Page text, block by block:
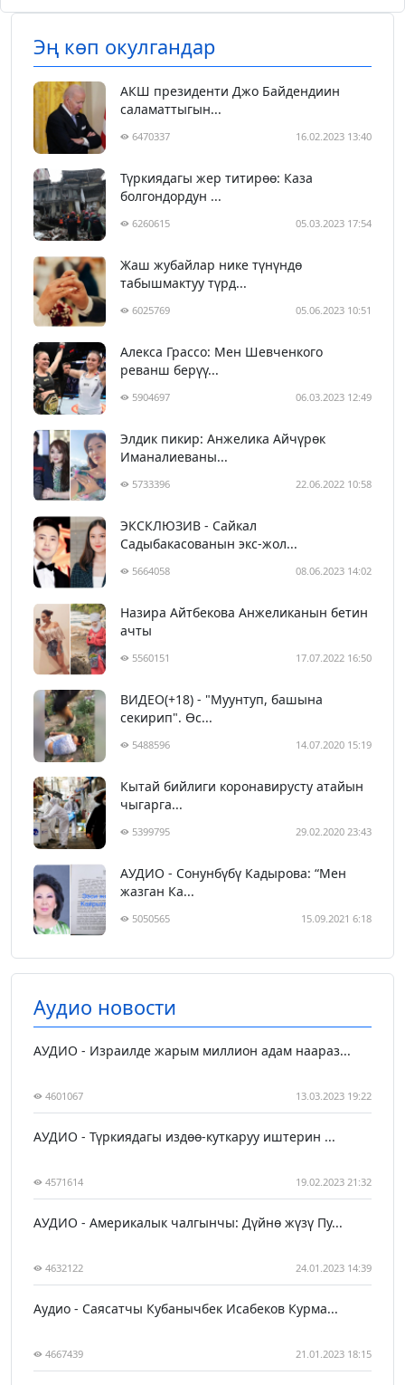
Эң көп окулгандар
АКШ президенти Джо Байдендиин
саламаттыгын...
6470337 16.02.2023 13:40
Түркиядагы жер титирөө: Каза
болгондордун ...
6260615 05.03.2023 17:54
Жаш жубайлар нике түнүндө
табышмактуу түрд...
6025769 05.06.2023 10:51
Алекса Грассо: Мен Шевченкого
реванш берүү...
5904697 06.03.2023 12:49
Элдик пикир: Анжелика Айчүрөк
Иманалиеваны...
5733396 22.06.2022 10:58
ЭКСКЛЮЗИВ - Сайкал
Садыбакасованын экс-жол...
5664058 08.06.2023 14:02
Назира Айтбекова Анжеликанын бетин
ачты
5560151 17.07.2022 16:50
ВИДЕО(+18) - "Муунтуп, башына
секирип". Өс...
5488596 14.07.2020 15:19
Кытай бийлиги коронавирусту атайын
чыгарга...
5399795 29.02.2020 23:43
АУДИО - Сонунбүбү Кадырова: “Мен
жазган Ка...
5050565 15.09.2021 6:18
Аудио новости
АУДИО - Израилде жарым миллион адам наараз...
4601067 13.03.2023 19:22
АУДИО - Түркиядагы издөө-куткаруу иштерин ...
4571614 19.02.2023 21:32
АУДИО - Америкалык чалгынчы: Дүйнө жүзү Пу...
4632122 24.01.2023 14:39
Аудио - Саясатчы Кубанычбек Исабеков Курма...
4667439 21.01.2023 18:15